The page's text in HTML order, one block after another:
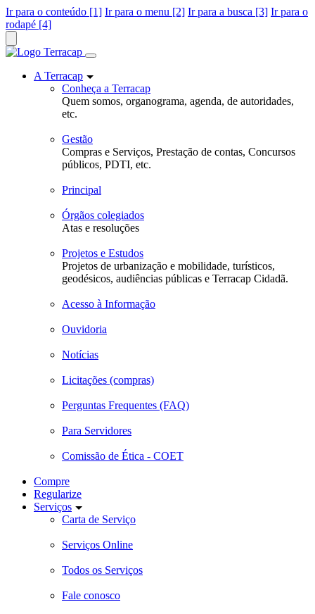
Ir para o conteúdo [1] Ir para o menu [2] Ir para a busca [3] Ir para o
rodapé [4]
A Terracap
Conheça a Terracap
Quem somos, organograma, agenda, de autoridades,
etc.
Gestão
Compras e Serviços, Prestação de contas, Concursos
públicos, PDTI, etc.
Principal
Órgãos colegiados
Atas e resoluções
Projetos e Estudos
Projetos de urbanização e mobilidade, turísticos,
geodésicos, audiências públicas e Terracap Cidadã.
Acesso à Informação
Ouvidoria
Notícias
Licitações (compras)
Perguntas Frequentes (FAQ)
Para Servidores
Comissão de Ética - COET
Compre
Regularize
Serviços
Carta de Serviço
Serviços Online
Todos os Serviços
Fale conosco